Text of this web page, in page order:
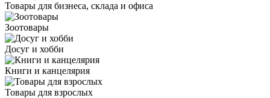
Товары для бизнеса, склада и офиса
Зоотовары
Досуг и хобби
Книги и канцелярия
Товары для взрослых